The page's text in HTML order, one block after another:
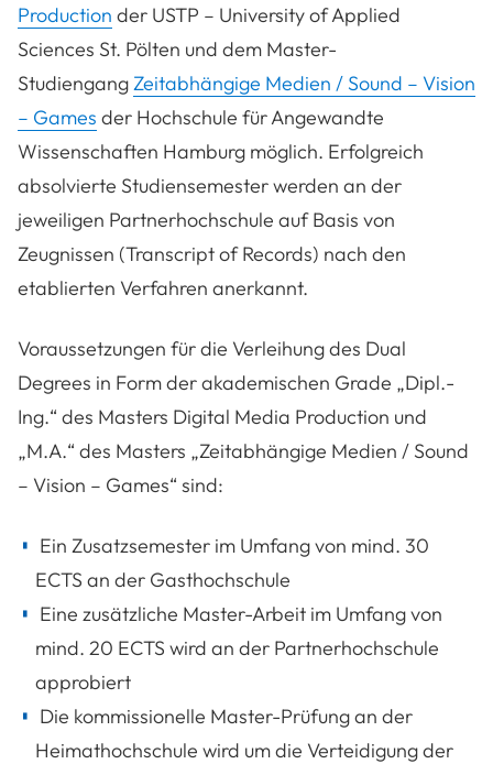
Production der USTP – University of Applied
Sciences St. Pölten und dem Master-
StudiengangZeitabhängige Medien / Sound – Vision
– Games der Hochschule für Angewandte
Wissenschaften Hamburg möglich. Erfolgreich
absolvierte Studiensemester werden an der
jeweiligen Partnerhochschule auf Basis von
Zeugnissen (Transcript of Records) nach den
etablierten Verfahren anerkannt.
Voraussetzungen für die Verleihung des Dual
Degrees in Form der akademischen Grade „Dipl.-
Ing.“ des Masters Digital Media Production und
„M.A.“ des Masters „Zeitabhängige Medien / Sound
– Vision – Games“ sind:
Ein Zusatzsemester im Umfang von mind. 30
ECTS an der Gasthochschule
Eine zusätzliche Master-Arbeit im Umfang von
mind. 20 ECTS wird an der Partnerhochschule
approbiert
Die kommissionelle Master-Prüfung an der
Heimathochschule wird um die Verteidigung der